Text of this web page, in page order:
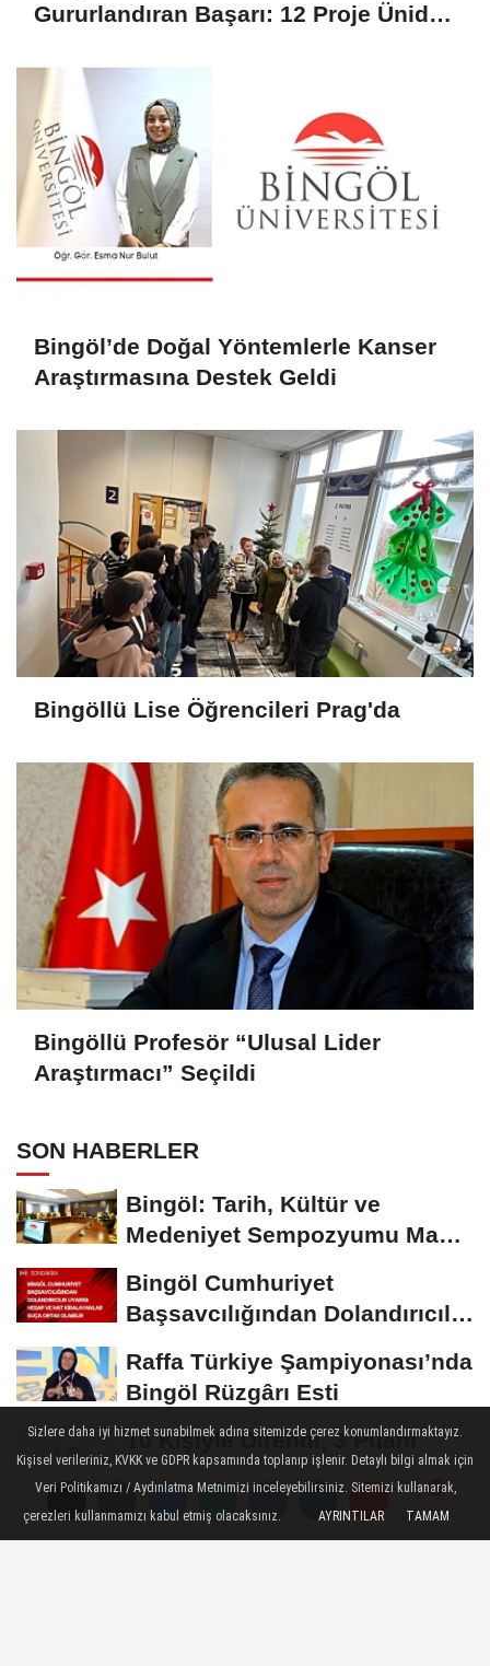
Yorumlar
Yorumlar
Gururlandıran Başarı: 12 Proje Ünides
Bingöl’de Doğal Yöntemlerle Kanser
Araştırmasına Destek Geldi
Bingöllü Lise Öğrencileri Prag'da
Bingöllü Profesör “Ulusal Lider
Araştırmacı” Seçildi
SON HABERLER
Bingöl: Tarih, Kültür ve
Medeniyet Sempozyumu Mayıs
Bingöl Cumhuriyet
Başsavcılığından Dolandırıcılık
Raffa Türkiye Şampiyonası’nda
Bingöl Rüzgârı Esti
10 Kişiyle Direndi, 3 Puanı
Aldı: 12 Bingölspor Zirvedeki
Yerini Korudu...
Toplum Gönüllüsü Semiramis
Sizlere daha iyi hizmet sunabilmek adına sitemizde çerez konumlandırmaktayız.
Kişisel verileriniz, KVKK ve GDPR kapsamında toplanıp işlenir. Detaylı bilgi almak için
Veri Politikamızı / Aydınlatma Metnimizi inceleyebilirsiniz. Sitemizi kullanarak,
çerezleri kullanmamızı kabul etmiş olacaksınız.
AYRINTILAR TAMAM